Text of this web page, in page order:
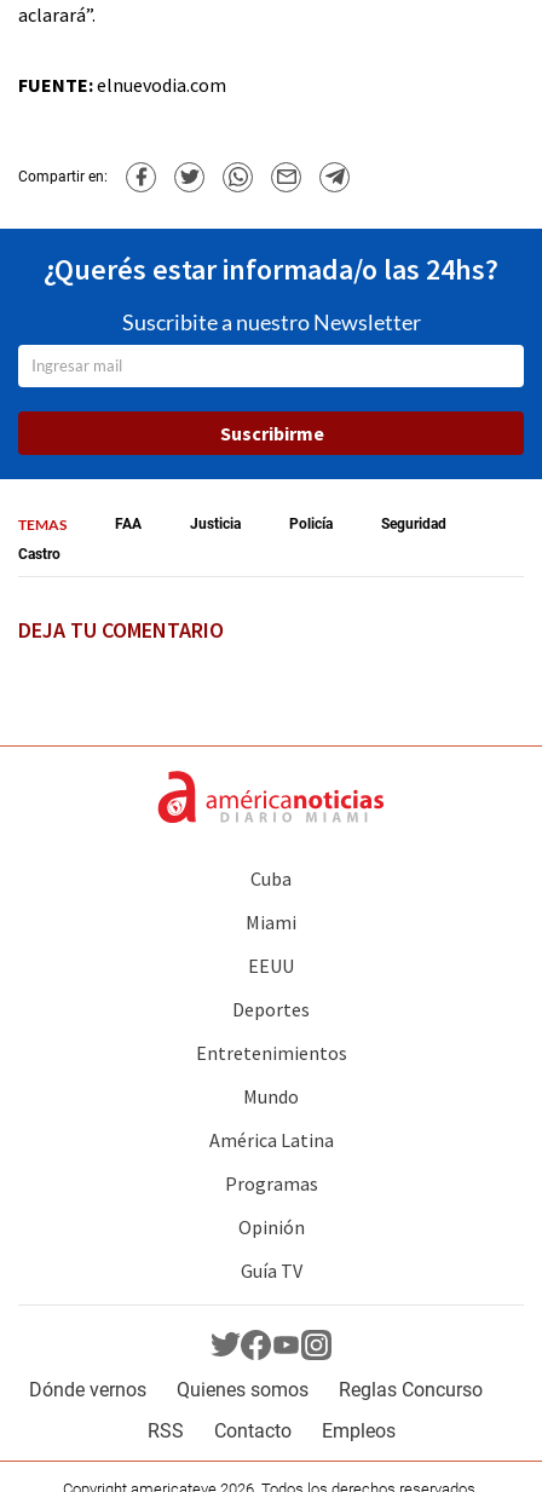
aclarará”.
FUENTE:elnuevodia.com
Compartir en:
¿Querés estar informada/o las 24hs?
Suscribite a nuestro Newsletter
Suscribirme
TEMAS FAA Justicia Policía
Seguridad
Castro
DEJA TU COMENTARIO
Cuba
Miami
EEUU
Deportes
Entretenimientos
Mundo
América Latina
Programas
Opinión
Guía TV
Dónde vernos Quienes somos
Reglas Concurso
RSS
Contacto Empleos